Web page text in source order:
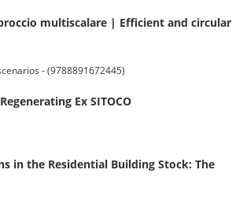
multiscalare | Efficient and circular
- (9788891672445)
Ex SITOCO
in the Residential Building Stock: The